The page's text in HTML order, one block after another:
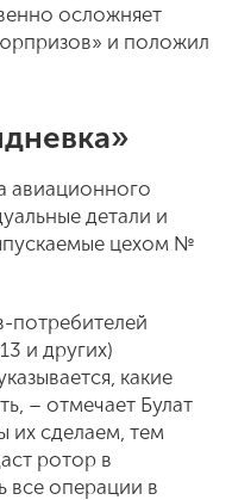
осложняет
и положил
авиационного
детали и
цехом №
потребителей
и других)
какие
– отмечает Булат
сделаем, тем
ротор в
операции в